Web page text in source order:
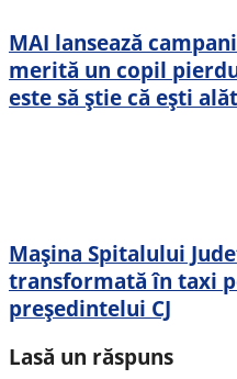
MAI lansează
merită un copil
este să știe că ești
Mașina Spitalului
transformată în taxi
președintelui CJ
Lasă un răspuns